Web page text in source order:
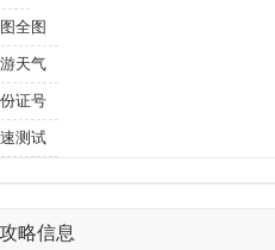
全图
天气
证号
测试
略信息